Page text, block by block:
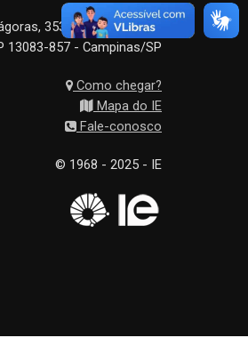
353 - Barão Geraldo
13083-857 - Campinas/SP
Como chegar?
Mapa do IE
Fale-conosco
© 1968 - 2025 - IE